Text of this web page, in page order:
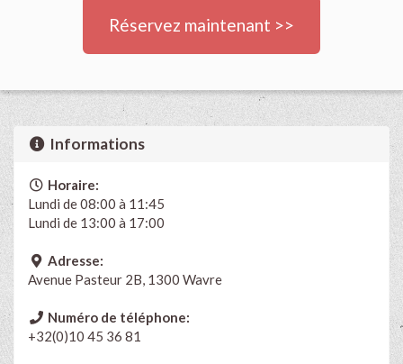
Réservez maintenant >>
Informations
Horaire:
Lundi de 08:00 à 11:45
Lundi de 13:00 à 17:00
Adresse:
Avenue Pasteur 2B, 1300 Wavre
Numéro de téléphone:
+32(0)10 45 36 81